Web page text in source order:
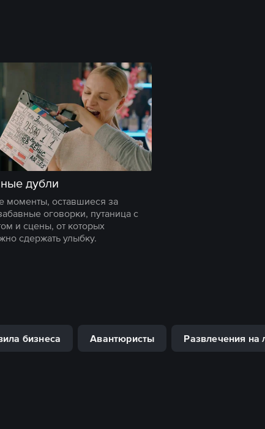
дубли
оставшиеся за
оговорки, путаница с
и сцены, от которых
сдержать улыбку.
бизнеса Авантюристы Развлечения на